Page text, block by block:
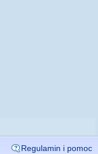
Regulamin i pomoc